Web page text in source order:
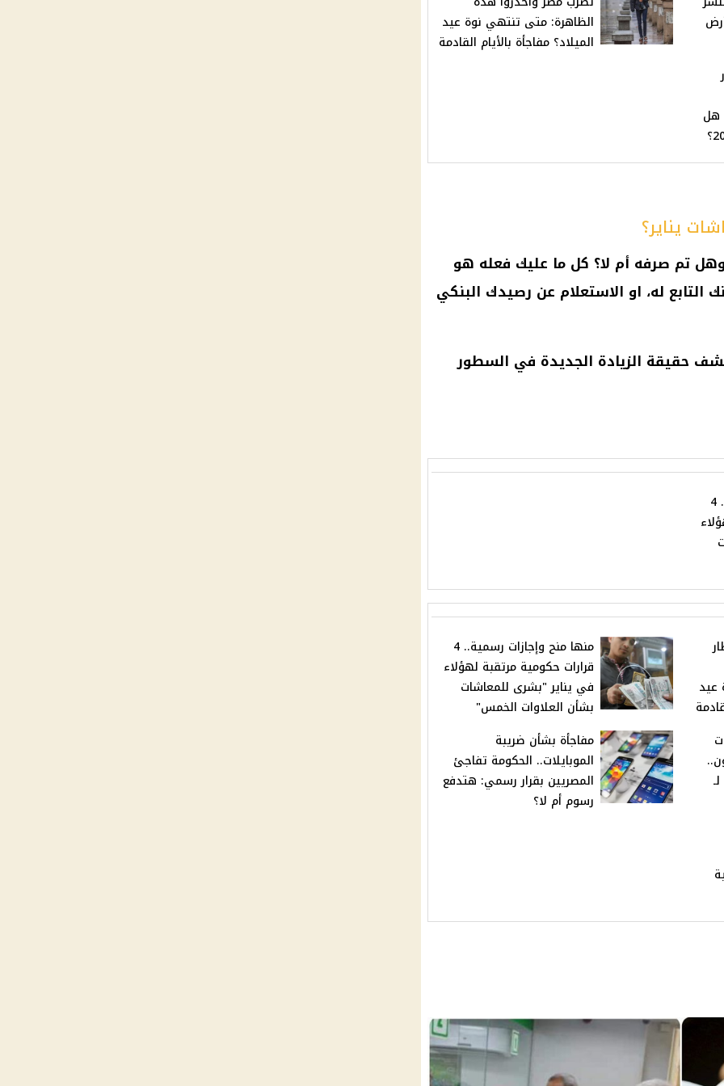
الظاهرة: متى تنتهي نوة عيد
الميلاد؟ مفاجأة بالأيام القادمة
هل
يناير؟
تم صرفه أم لا؟ كل ما عليك فعله هو
التابع له، او الاستعلام عن رصيدك البنكي
حقيقة الزيادة الجديدة في السطور
منها منح وإجازات رسمية.. 4
عيد
منها منح وإجازات رسمية.. 4
قرارات حكومية مرتقبة لهؤلاء
في يناير "بشرى للمعاشات
بشأن العلاوات الخمس"
مفاجأة بشأن ضريبة
الموبايلات.. الحكومة تفاجئ
المصريين بقرار رسمي: هتدفع
رسوم أم لا؟